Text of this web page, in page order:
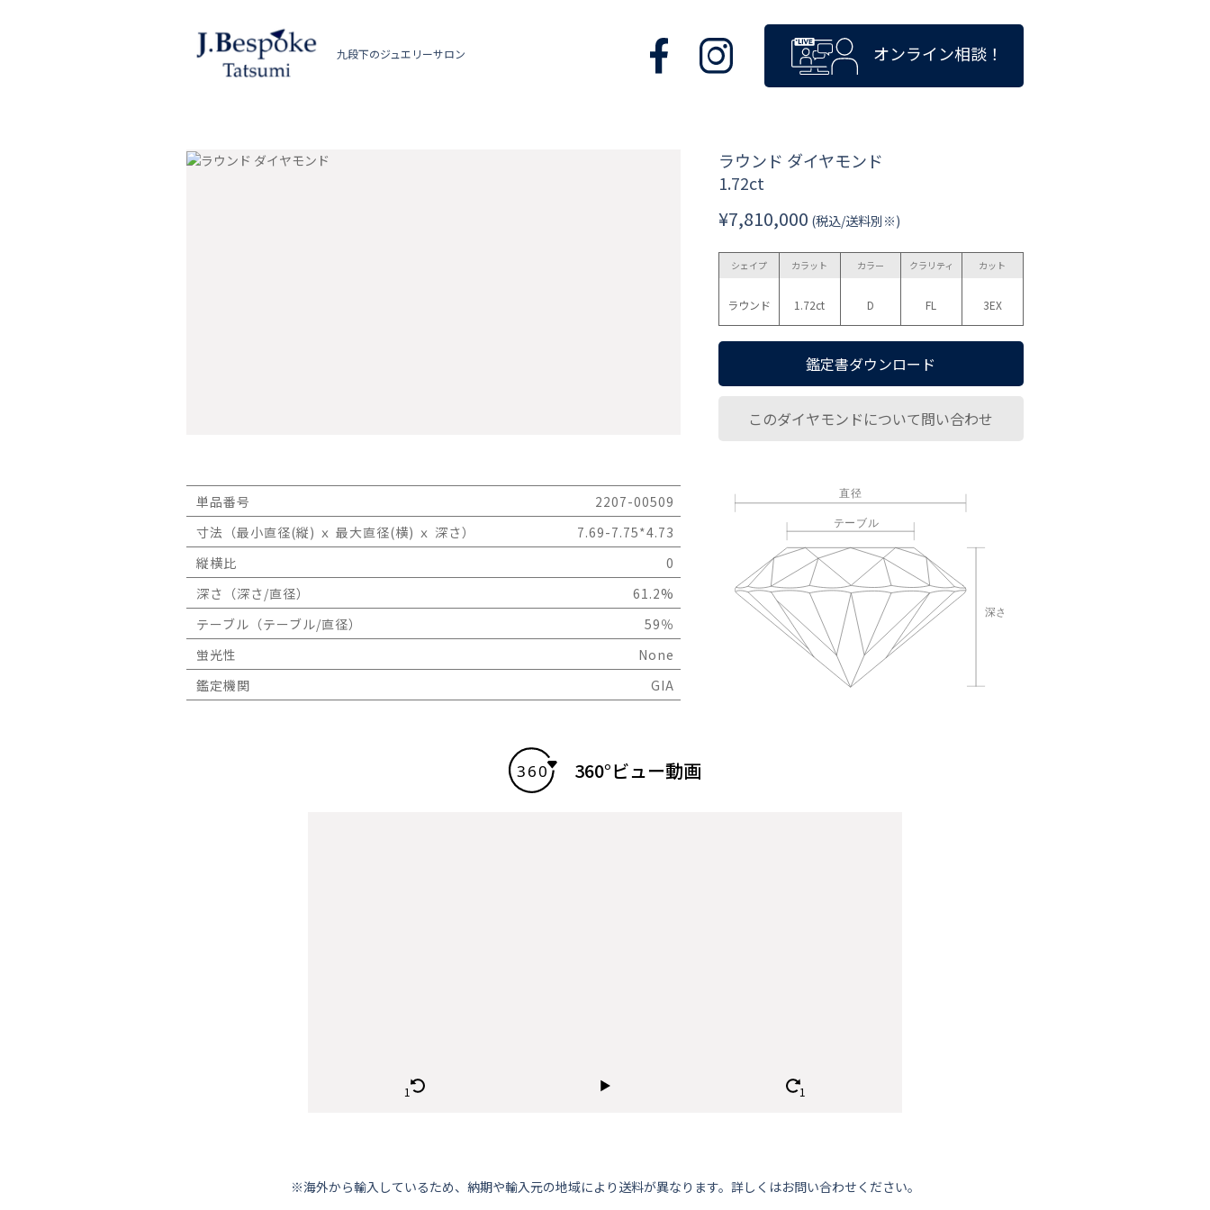
九段下のジュエリーサロン オンライン相談！
ラウンド ダイヤモンド
1.72ct
¥7,810,000 (税込/送料別※)
シェイプ
ラウンド
カラット
1.72ct
カラー
D
クラリティ
FL
カット
3EX
鑑定書ダウンロード
このダイヤモンドについて問い合わせ
単品番号
2207-00509
寸法（最小直径(縦) ｘ 最大直径(横) ｘ 深さ）
7.69-7.75*4.73
縦横比
0
深さ（深さ/直径）
61.2%
テーブル（テーブル/直径）
59％
蛍光性
None
鑑定機関
GIA
360°ビュー動画
※海外から輸⼊しているため、納期や輸⼊元の地域により送料が異なります。詳しくはお問い合わせください。